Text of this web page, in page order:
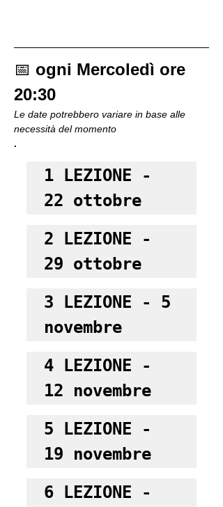
📅 ogni Mercoledì ore
20:30
Le date potrebbero variare in base alle
necessità del momento
.
1 LEZIONE -
22 ottobre
2 LEZIONE -
29 ottobre
3 LEZIONE - 5
novembre
4 LEZIONE -
12 novembre
5 LEZIONE -
19 novembre
6 LEZIONE -